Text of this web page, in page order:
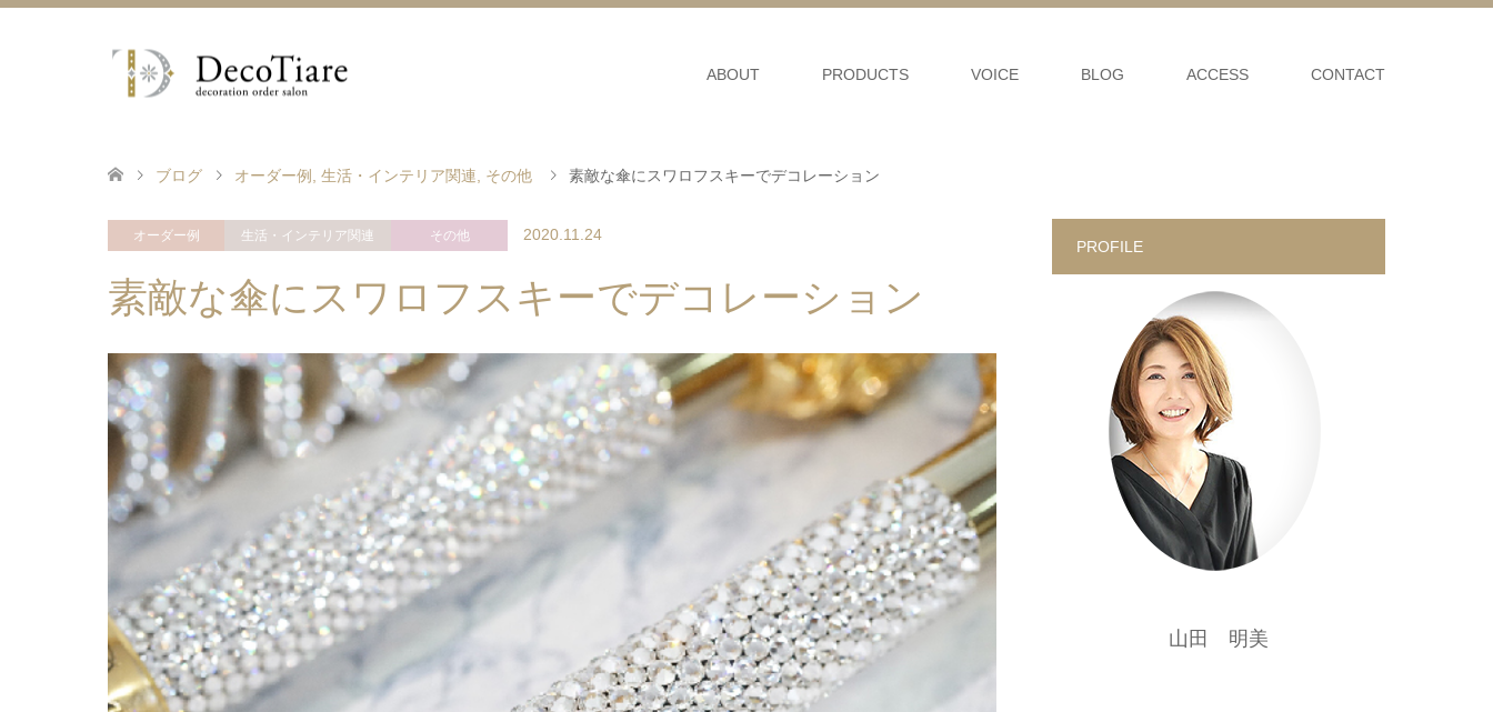
ABOUT PRODUCTS VOICE BLOG ACCESS CONTACT
ブログ オーダー例 生活・インテリア関連 その他 素敵な傘にスワロフスキーでデコレーション
オーダー例 生活・インテリア関連 その他 2020.11.24
素敵な傘にスワロフスキーでデコレーション
PROFILE
山田 明美